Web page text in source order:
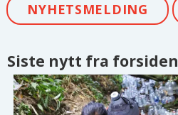
NYHETSMELDING
Siste nytt fra forsiden